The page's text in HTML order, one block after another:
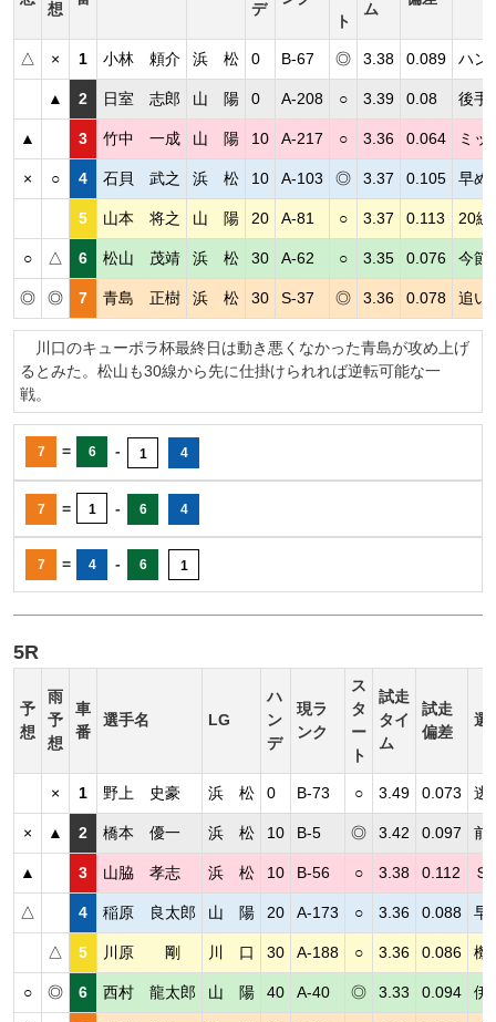
想 デ
ト
ム
△ × 1 小林 頼介 浜 松 0 B-67 ◎ 3.38 0.089 ハン
▲ 2 日室 志郎 山 陽 0 A-208 ○ 3.39 0.08 後手
▲ 3 竹中 一成 山 陽 10 A-217 ○ 3.36 0.064 ミッ
× ○ 4 石貝 武之 浜 松 10 A-103 ◎ 3.37 0.105 早め
5 山本 将之 山 陽 20 A-81 ○ 3.37 0.113 20線
○ △ 6 松山 茂靖 浜 松 30 A-62 ○ 3.35 0.076 今節
◎ ◎ 7 青島 正樹 浜 松 30 S-37 ◎ 3.36 0.078 追い
川口のキューポラ杯最終日は動き悪くなかった青島が攻め上げ
るとみた。松山も30線から先に仕掛けられれば逆転可能な一
戦。
7 = 6 - 1 4
7 = 1 - 6 4
7 = 4 - 6 1
5R
予
想
雨
予
想
車
番
選手名 LG
ハ
ン
デ
現ラ
ンク
ス
タ
ー
ト
試走
タイ
ム
試走
偏差
選
× 1 野上 史豪 浜 松 0 B-73 ○ 3.49 0.073 逃
× ▲ 2 橋本 優一 浜 松 10 B-5 ◎ 3.42 0.097 前
▲ 3 山脇 孝志 浜 松 10 B-56 ○ 3.38 0.112 Ｓ
△ 4 稲原 良太郎 山 陽 20 A-173 ○ 3.36 0.088 早
△ 5 川原 剛 川 口 30 A-188 ○ 3.36 0.086 機
○ ◎ 6 西村 龍太郎 山 陽 40 A-40 ◎ 3.33 0.094 伊